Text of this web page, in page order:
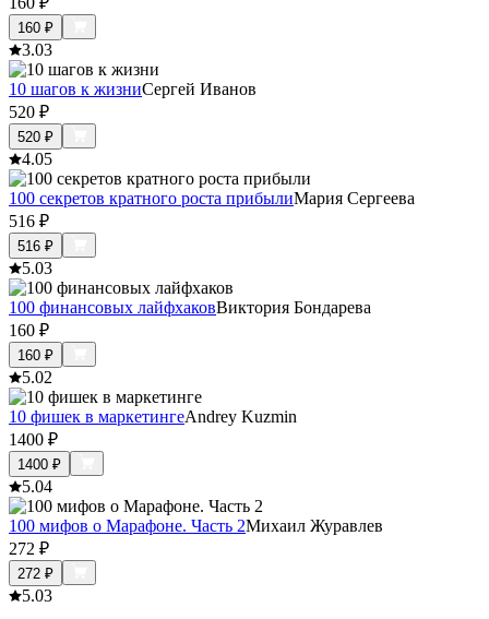
160 ₽
3.03
10 шагов к жизниСергей Иванов
520 ₽
520 ₽
4.05
100 секретов кратного роста прибылиМария Сергеева
516 ₽
516 ₽
5.03
100 финансовых лайфхаковВиктория Бондарева
160 ₽
160 ₽
5.02
10 фишек в маркетингеAndrey Kuzmin
1400 ₽
1400 ₽
5.04
100 мифов о Марафоне. Часть 2Михаил Журавлев
272 ₽
272 ₽
5.03